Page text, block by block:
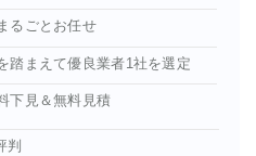
るごとお任せ
踏まえて優良業者1社を選定
下見＆無料見積
判